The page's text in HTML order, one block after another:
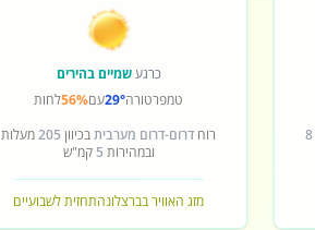
8
כרגעשמיים בהירים
טמפרטורה29°עם56%לחות
רוח דרום-דרום מערביתבכיוון 205מעלות
ובמהירות 5 קמ"ש
מזג האוויר בברצלונהתחזית לשבועיים